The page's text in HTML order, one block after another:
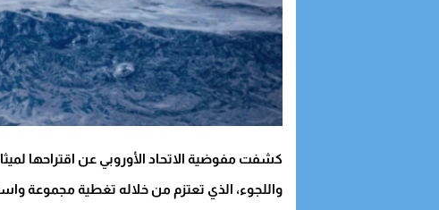
كشفت مفوضية الاتحاد الأوروبي عن اقتراحها
واللجوء، الذي تعتزم من خلاله تغطية مجموعة